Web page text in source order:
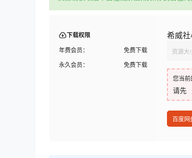
下载权限
年费会员：
免费下载
永久会员：
免费下载
希威
资源大
您当前
请先
百度网